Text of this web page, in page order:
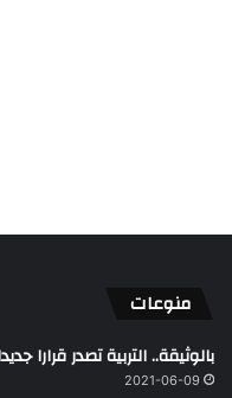
منوعات
بالوثيقة.. التربية تصدر قرارا
2021-06-09